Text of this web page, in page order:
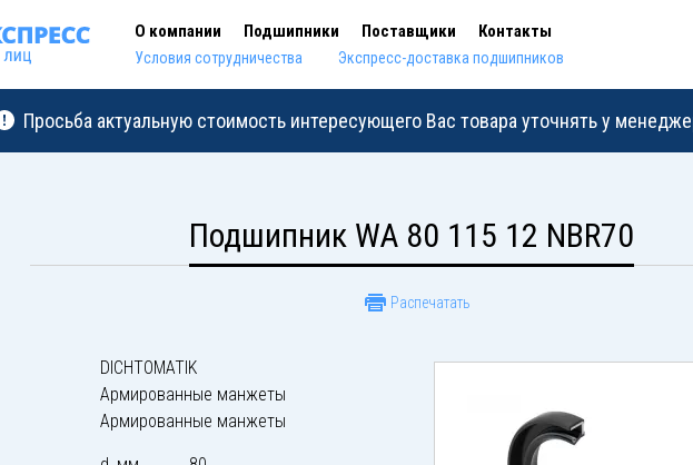
О компании Подшипники Поставщики Контакты
Условия сотрудничества Экспресс-доставка подшипников
Просьба актуальную стоимость интересующего Вас товара уточнять у
Подшипник WA 80 115 12 NBR70
Распечатать
DICHTOMATIK
Армированные манжеты
Армированные манжеты